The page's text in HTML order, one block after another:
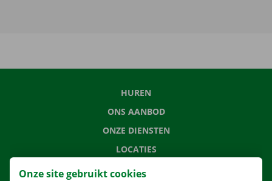
HUREN
ONS AANBOD
ONZE DIENSTEN
LOCATIES
APP
Onze site gebruikt cookies